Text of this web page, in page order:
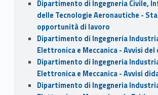
Dipartimento di Ingegneria Civile,
delle Tecnologie Aeronautiche -
opportunità di lavoro
Dipartimento di Ingegneria
Elettronica e Meccanica - Avvisi del
Dipartimento di Ingegneria
Elettronica e Meccanica - Avvisi
Dipartimento di Ingegneria